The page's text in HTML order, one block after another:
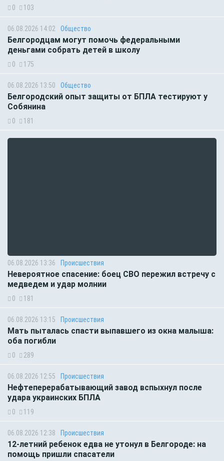
0 103
06.08.2026 14:02 Общество
Белгородцам могут помочь федеральными
деньгами собрать детей в школу
0 175
06.08.2026 13:50 Общество
Белгородский опыт защиты от БПЛА тестируют у
Собянина
0 181
06.08.2026 13:36 Происшествия
Невероятное спасение: боец СВО пережил встречу с
медведем и удар молнии
0 181
06.08.2026 13:15 Происшествия
Мать пыталась спасти выпавшего из окна малыша:
оба погибли
0 289
06.08.2026 12:55 Происшествия
Нефтеперерабатывающий завод вспыхнул после
удара украинских БПЛА
0 119
06.08.2026 12:38 Происшествия
12-летний ребенок едва не утонул в Белгороде: на
помощь пришли спасатели